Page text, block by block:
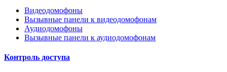
Видеодомофоны
Вызывные панели к видеодомофонам
Аудиодомофоны
Вызывные панели к аудиодомофонам
Контроль доступа